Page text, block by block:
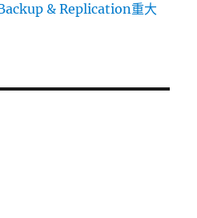
& Replication重大